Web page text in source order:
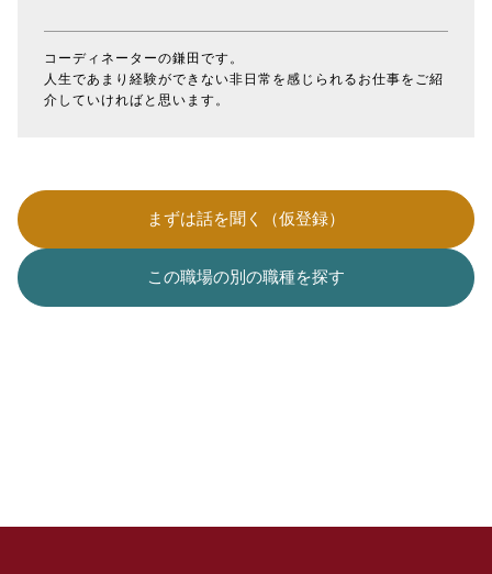
コーディネーターの鎌田です。
人生であまり経験ができない非日常を感じられるお仕事をご紹
介していければと思います。
まずは話を聞く（仮登録）
この職場の別の職種を探す